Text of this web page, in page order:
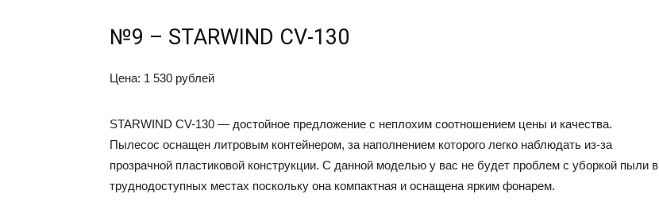
№9 – STARWIND CV-130
Цена: 1 530 рублей
STARWIND CV-130 — достойное предложение с неплохим соотношением цены и качества.
Пылесос оснащен литровым контейнером, за наполнением которого легко наблюдать из-за
прозрачной пластиковой конструкции. С данной моделью у вас не будет проблем с уборкой пыли в
труднодоступных местах поскольку она компактная и оснащена ярким фонарем.